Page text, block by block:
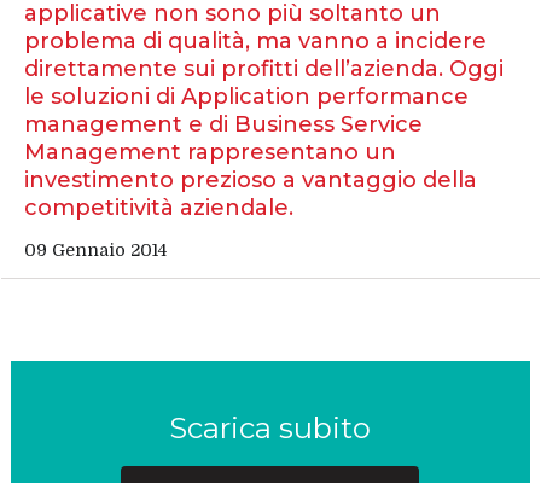
applicative non sono più soltanto un
problema di qualità, ma vanno a incidere
direttamente sui profitti dell’azienda. Oggi
le soluzioni di Application performance
management e di Business Service
Management rappresentano un
investimento prezioso a vantaggio della
competitività aziendale.
09 Gennaio 2014
Scarica subito